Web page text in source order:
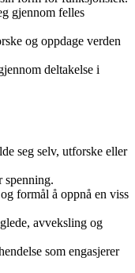
gjennom felles
og oppdage verden
deltakelse i
seg selv, utforske eller
spenning.
formål å oppnå en viss
avveksling og
som engasjerer